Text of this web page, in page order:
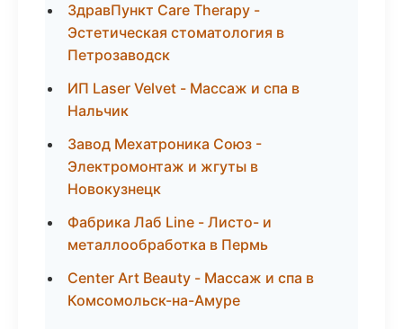
ЗдравПункт Care Therapy -
Эстетическая стоматология в
Петрозаводск
ИП Laser Velvet - Массаж и спа в
Нальчик
Завод Мехатроника Союз -
Электромонтаж и жгуты в
Новокузнецк
Фабрика Лаб Line - Листо- и
металлообработка в Пермь
Center Art Beauty - Массаж и спа в
Комсомольск-на-Амуре